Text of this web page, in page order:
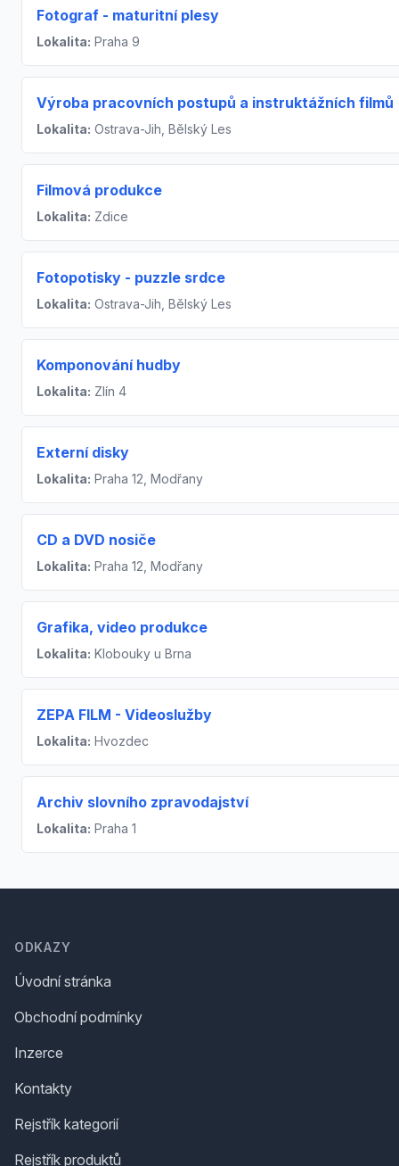
Fotograf - maturitní plesy
Lokalita: Praha 9
Výroba pracovních postupů a instruktážních filmů
Lokalita: Ostrava-Jih, Bělský Les
Filmová produkce
Lokalita: Zdice
Fotopotisky - puzzle srdce
Lokalita: Ostrava-Jih, Bělský Les
Komponování hudby
Lokalita: Zlín 4
Externí disky
Lokalita: Praha 12, Modřany
CD a DVD nosiče
Lokalita: Praha 12, Modřany
Grafika, video produkce
Lokalita: Klobouky u Brna
ZEPA FILM - Videoslužby
Lokalita: Hvozdec
Archiv slovního zpravodajství
Lokalita: Praha 1
ODKAZY
Úvodní stránka
Obchodní podmínky
Inzerce
Kontakty
Rejstřík kategorií
Rejstřík produktů